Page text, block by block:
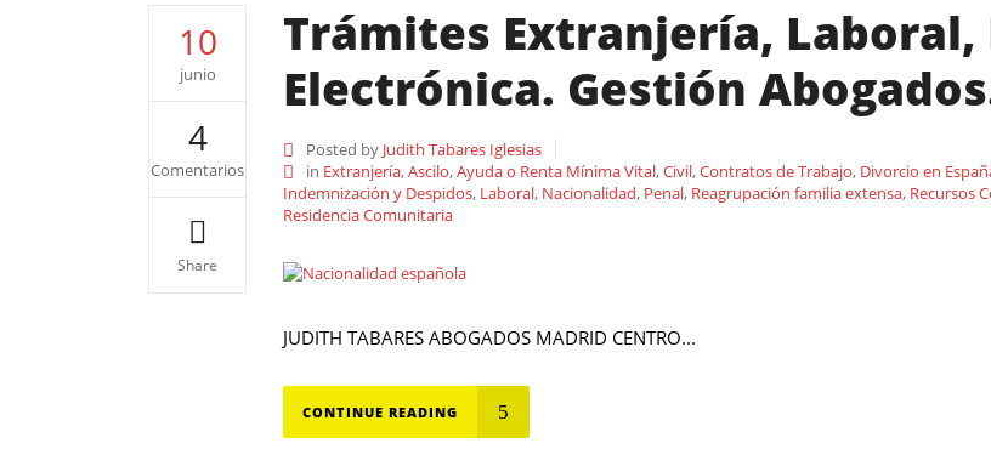
10
junio
4
Comentarios
Share
Trámites Extranjería, Laboral,
Electrónica. Gestión
Posted by Judith Tabares Iglesias
in Extranjería,Ascilo,Ayuda o Renta Mínima Vital,Civil,Contratos de Trabajo, Divorcio en
Indemnización y Despidos, Laboral, Nacionalidad, Penal, Reagrupación familia extensa, Recursos
Residencia Comunitaria
JUDITH TABARES ABOGADOS MADRID CENTRO...
CONTINUE READING